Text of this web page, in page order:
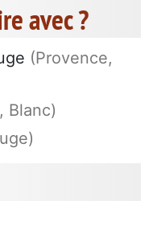
avec ?
(Provence,
Blanc)